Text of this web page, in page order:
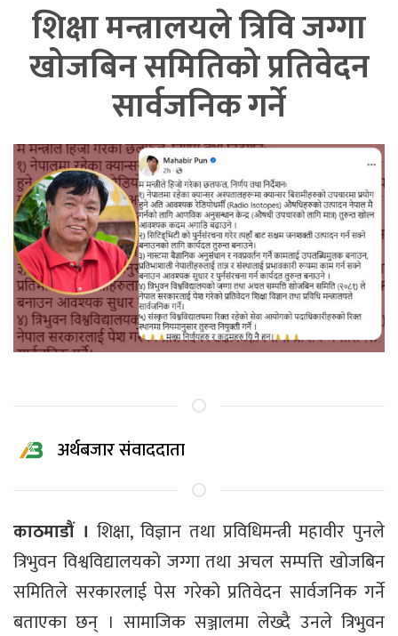
शिक्षा मन्त्रालयले त्रिवि जग्गा
खोजबिन समितिको प्रतिवेदन
सार्वजनिक गर्ने
अर्थबजार संवाददाता
काठमाडौं । शिक्षा, विज्ञान तथा प्रविधिमन्त्री महावीर पुनले
त्रिभुवन विश्वविद्यालयको जग्गा तथा अचल सम्पत्ति खोजबिन
समितिले सरकारलाई पेस गरेको प्रतिवेदन सार्वजनिक गर्ने
बताएका छन् । सामाजिक सञ्जालमा लेख्दै उनले त्रिभुवन